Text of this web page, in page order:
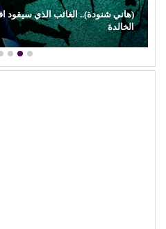
(هاني شنودة).. الغائب الذي سيقود
الخالدة